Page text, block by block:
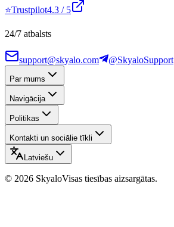
⭐Trustpilot4.3 / 5
24/7 atbalsts
support@skyalo.com @SkyaloSupport
Par mums
Navigācija
Politikas
Kontakti un sociālie tīkli
Latviešu
© 2026 SkyaloVisas tiesības aizsargātas.